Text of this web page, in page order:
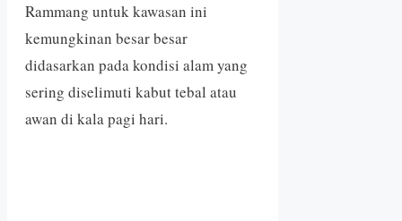
Rammang untuk kawasan ini
kemungkinan besar besar
didasarkan pada kondisi alam yang
sering diselimuti kabut tebal atau
awan di kala pagi hari.